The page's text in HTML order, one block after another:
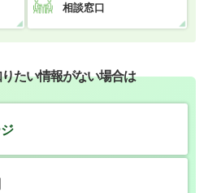
相談窓口
たい情報がない場合は